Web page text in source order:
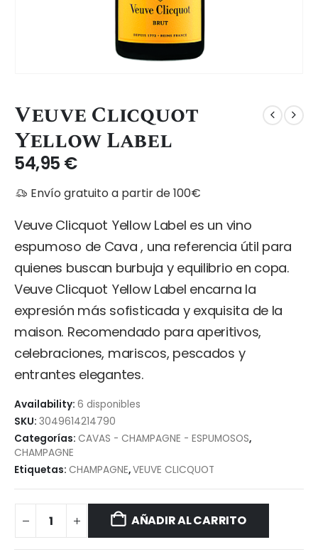
Veuve Clicquot
Yellow Label
54,95 €
Envío gratuito a partir de 100€
Veuve Clicquot Yellow Label es un vino
espumoso de Cava , una referencia útil para
quienes buscan burbuja y equilibrio en copa.
Veuve Clicquot Yellow Label encarna la
expresión más sofisticada y exquisita de la
maison. Recomendado para aperitivos,
celebraciones, mariscos, pescados y
entrantes elegantes.
Availability: 6 disponibles
SKU: 3049614214790
Categorías: CAVAS - CHAMPAGNE - ESPUMOSOS,
CHAMPAGNE
Etiquetas: CHAMPAGNE,VEUVE CLICQUOT
AÑADIR AL CARRITO